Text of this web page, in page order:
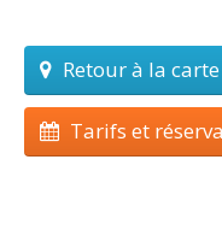
Retour à la carte
Tarifs et